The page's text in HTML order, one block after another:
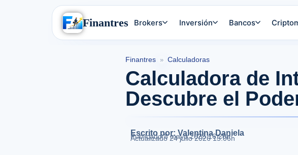
Finantres Brokers Inversión Bancos
Finantres » Calculadoras
Calculadora de
Descubre el
Escrito por: Valentina Daniela
Publicado 8 mayo 2025 16:26h
Actualizado 24 julio 2026 15:06h